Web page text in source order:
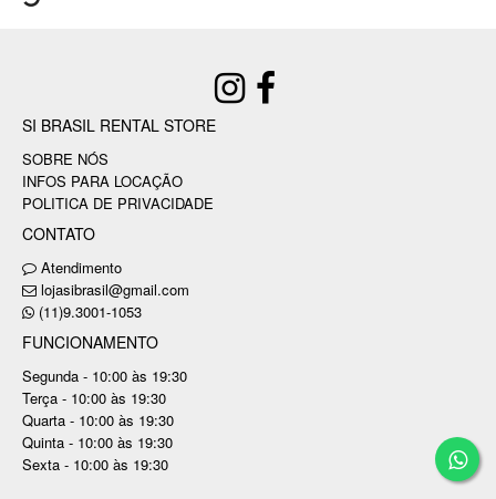
SI BRASIL RENTAL STORE
SOBRE NÓS
INFOS PARA LOCAÇÃO
POLITICA DE PRIVACIDADE
CONTATO
Atendimento
lojasibrasil@gmail.com
(11)9.3001-1053
FUNCIONAMENTO
Segunda - 10:00 às 19:30
Terça - 10:00 às 19:30
Quarta - 10:00 às 19:30
Quinta - 10:00 às 19:30
Sexta - 10:00 às 19:30